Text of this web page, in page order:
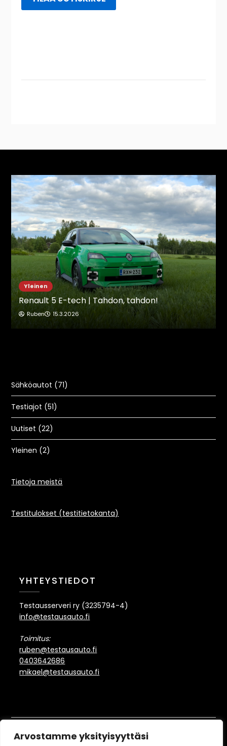
Arvostamme yksityisyyttäsi
Uutiset
Vuoden 2025 parhaimmat
Mikael 31.12.2025
Sähköautot (71)
Testiajot (51)
Uutiset (22)
Yleinen (2)
Tietoja meistä
Testitulokset (testitietokanta)
YHTEYSTIEDOT
Testausserveri ry (3235794-4)
info@testausauto.fi
Toimitus:
ruben@testausauto.fi
0403642686
mikael@testausauto.fi
©2022-2026 Testausauto